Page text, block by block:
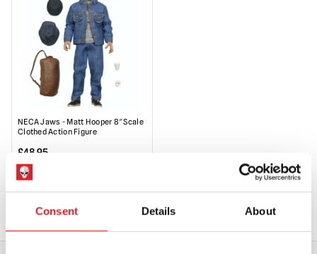
Consent Details About
NECA Jaws - Matt Hooper 8″ Scale
Clothed Action Figure
£48.95
VOIR LE PRODUIT